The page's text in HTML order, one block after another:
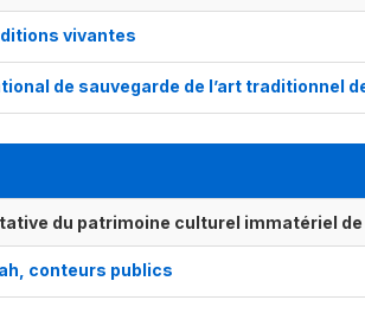
vivantes
de sauvegarde de l’art traditionnel
du patrimoine culturel immatériel de
conteurs publics